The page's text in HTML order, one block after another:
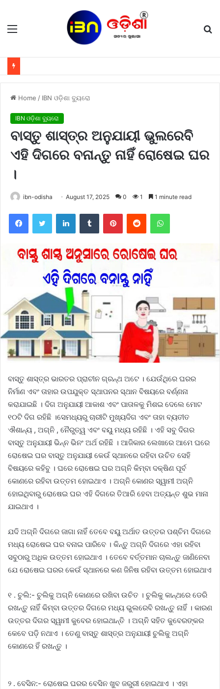
Menu
Home / IBN ଓଡ଼ିଶା ବ୍ୟୁରୋ
IBN ଓଡ଼ିଶା ବ୍ୟୁରୋ
ବାସ୍ତୁ ଶାସ୍ତ୍ର ଅନୁଯାୟୀ ଭୁଲରେବି
ଏହି ଦିଗରେ ବନାନ୍ତୁ ନାହିଁ ରୋଷେଇ ଘର
।
ibn-odisha August 17, 2025 0 1 1 minute read
FacebookTwitter LinkedInTumblr PinterestReddit WhatsApp
ବାସ୍ତୁ ଶାସ୍ତ୍ର ଭାରତର ପ୍ରାଚୀନ ଗ୍ରନ୍ଥ ଅଟେ । ଯେଉଁଥିରେ ଘରର
ନିର୍ମାଣ ଏବଂ ତାହାର ଉପଯୁକ୍ତ ସ୍ଥାପନର ସ୍ଥାନ ବିଷୟରେ ବର୍ଣ୍ଣନା
କରାଯାଇଛି । ଦିଗ ଅନୁଯାୟୀ ଆକାଶ ଏବଂ ପାତାଳକୁ ମିଶଇ ଦେଲେ ମୋଟ
୧୦ଟି ଦିଗ ରହିଛି ।ସେମଧ୍ୟରୁ ଚାରୀଟି ମୁଖ୍ୟଦିଗ ଏବଂ ତାହା ବ୍ୟତୀତ
ଐଶାନ୍ୟ , ଅଗ୍ନି , ନୈରୁତ୍ୱ ଏବଂ ବୟୁ ମଧ୍ୟ ରହିଛି । ଏହି ସବୁ ଦିଗର
ବାସ୍ତୁ ଅନୁଯାୟୀ ଭିନ୍ନ ଭିନଂ ଅର୍ଥ ରହିଛି । ଆଜିକାର ଲେଖାରେ ଆମେ ଘରେ
ରୋଷେଇ ଘର ବାସ୍ତୁ ଅନୁଯାୟୀ କେଉଁ ସ୍ଥାନରେ ରହିବା ଉଚିତ ସେହି
ବିଷୟରେ କହିବୁ । ଘରେ ରୋଷେଇ ଘର ଅଗ୍ନି କିମ୍ବା ଦକ୍ଷିଣ ପୂର୍ବ
କୋଣରେ ରହିବା ଉତ୍ତମ ହୋଇଥାଏ । ଅଗ୍ନି କୋଣର ସ୍ୱାମୀ ଅଗ୍ନି
ହୋଇଥିବାରୁ ରୋଷେଇ ଘର ଏହି ଦିଗରେ ତିଆରି ହେବା ଅତ୍ୟନ୍ତ ଶୁଭ ମାନା
ଯାଇଥାଏ ।
ଯଦି ଅଗ୍ନି ଦିଗରେ ଜାଗା ନାହିଁ ତେବେ ବୟୁ ଅର୍ଥାତ ଉତ୍ତର ପଶ୍ଚିମ ଦିଗରେ
ମଧ୍ୟ ରୋଷେଇ ଘର ବନାଇ ପାରିବେ । କିନ୍ତୁ ଅଗ୍ନି ଦିଗରେ ଏହା ରହିବା
ସବୁଠାରୁ ଅଧିକ ଉତ୍ତମ ହୋଇଥାଏ । ତେବେ ବର୍ତ୍ତମାନ ଚାଲନ୍ତୁ ଜାଣିନେବା
ଯେ ରୋଷେଇ ଘରର କେଉଁ ସ୍ଥାନରେ କଣ ଜିନିଷ ରହିବା ଉତ୍ତମ ହୋଇଥାଏ
୧ . ଚୁଲି:- ଚୁଲିକୁ ଅଗ୍ନି କୋଣରେ ରଖିବା ଉଚିତ । ଚୁଲିକୁ କାନ୍ଥରେ ଡେରି
ରଖନ୍ତୁ ନାହିଁ କିମ୍ବା ଉତ୍ତର ଦିଗରେ ମଧ୍ୟ ଭୁଲରେବି ରଖନ୍ତୁ ନାହିଁ । କାରଣ
ଉତ୍ତର ଦିଗର ସ୍ୱାମୀ କୁବେର ହୋଇଥାନ୍ତି । ଅଗ୍ନି ସହିତ କୁବେରଙ୍କର
କେବେ ପଡ଼ି ନଥାଏ । ତେଣୁ ବାସ୍ତୁ ଶାସ୍ତ୍ର ଅନୁଯାୟୀ ଚୁଲିକୁ ଅଗ୍ନି
କୋଣରେ ହିଁ ରଖନ୍ତୁ ।
୨ . ବେସିନ:- ରୋଷେଇ ଘରର ବେସିନ ଖୁବ ଜରୁରୀ ହୋଇଥାଏ । ଏହା